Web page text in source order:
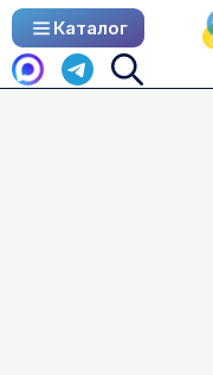
Каталог
Каталог